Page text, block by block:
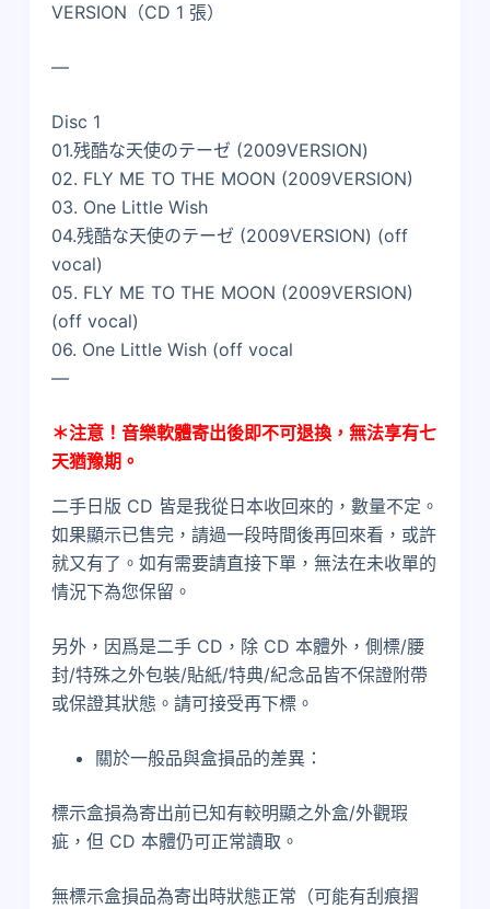
VERSION（CD 1 張）
—
Disc 1
01.残酷な天使のテーゼ (2009VERSION)
02. FLY ME TO THE MOON (2009VERSION)
03. One Little Wish
04.残酷な天使のテーゼ (2009VERSION) (off
vocal)
05. FLY ME TO THE MOON (2009VERSION)
(off vocal)
06. One Little Wish (off vocal
—
＊注意！音樂軟體寄出後即不可退換，無法享有七
天猶豫期。
二手日版 CD 皆是我從日本收回來的，數量不定。
如果顯示已售完，請過一段時間後再回來看，或許
就又有了。如有需要請直接下單，無法在未收單的
情況下為您保留。
另外，因爲是二手 CD，除 CD 本體外，側標/腰
封/特殊之外包裝/貼紙/特典/紀念品皆不保證附帶
或保證其狀態。請可接受再下標。
關於一般品與盒損品的差異：
標示盒損為寄出前已知有較明顯之外盒/外觀瑕
疵，但 CD 本體仍可正常讀取。
無標示盒損品為寄出時狀態正常（可能有刮痕摺